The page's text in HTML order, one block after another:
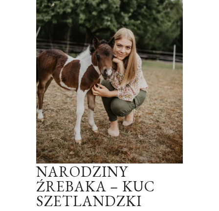
NARODZINY
ŹREBAKA – KUC
SZETLANDZKI